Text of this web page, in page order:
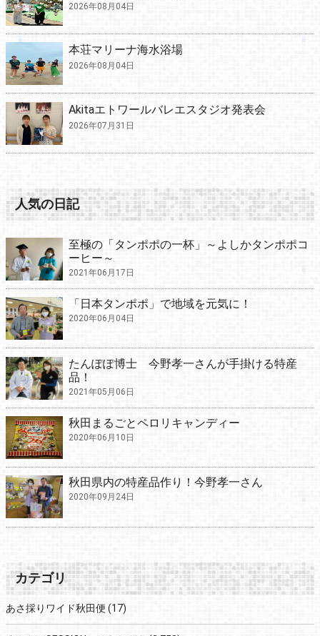
2026年08月04日
本荘マリーナ海水浴場
2026年08月04日
Akitaエトワールバレエスタジオ発表会
2026年07月31日
人気の日記
至極の「タンポポの一杯」～よしかタンポポコ
ーヒー～
2021年06月17日
「日本タンポポ」で地域を元気に！
2020年06月04日
たんぽぽ博士 今野孝一さんが手掛ける特産
品！
2021年05月06日
秋田まるごとペロリキャンディー
2020年06月10日
秋田県内の特産品作り！今野孝一さん
2020年09月24日
カテゴリ
あさ採りワイド秋田便 (17)